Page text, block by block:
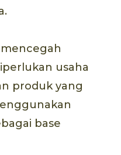
usaha
produk yang
base